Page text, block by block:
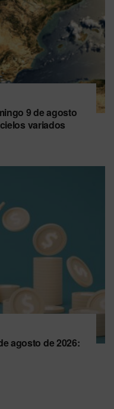
9 de agosto
variados
agosto de 2026: